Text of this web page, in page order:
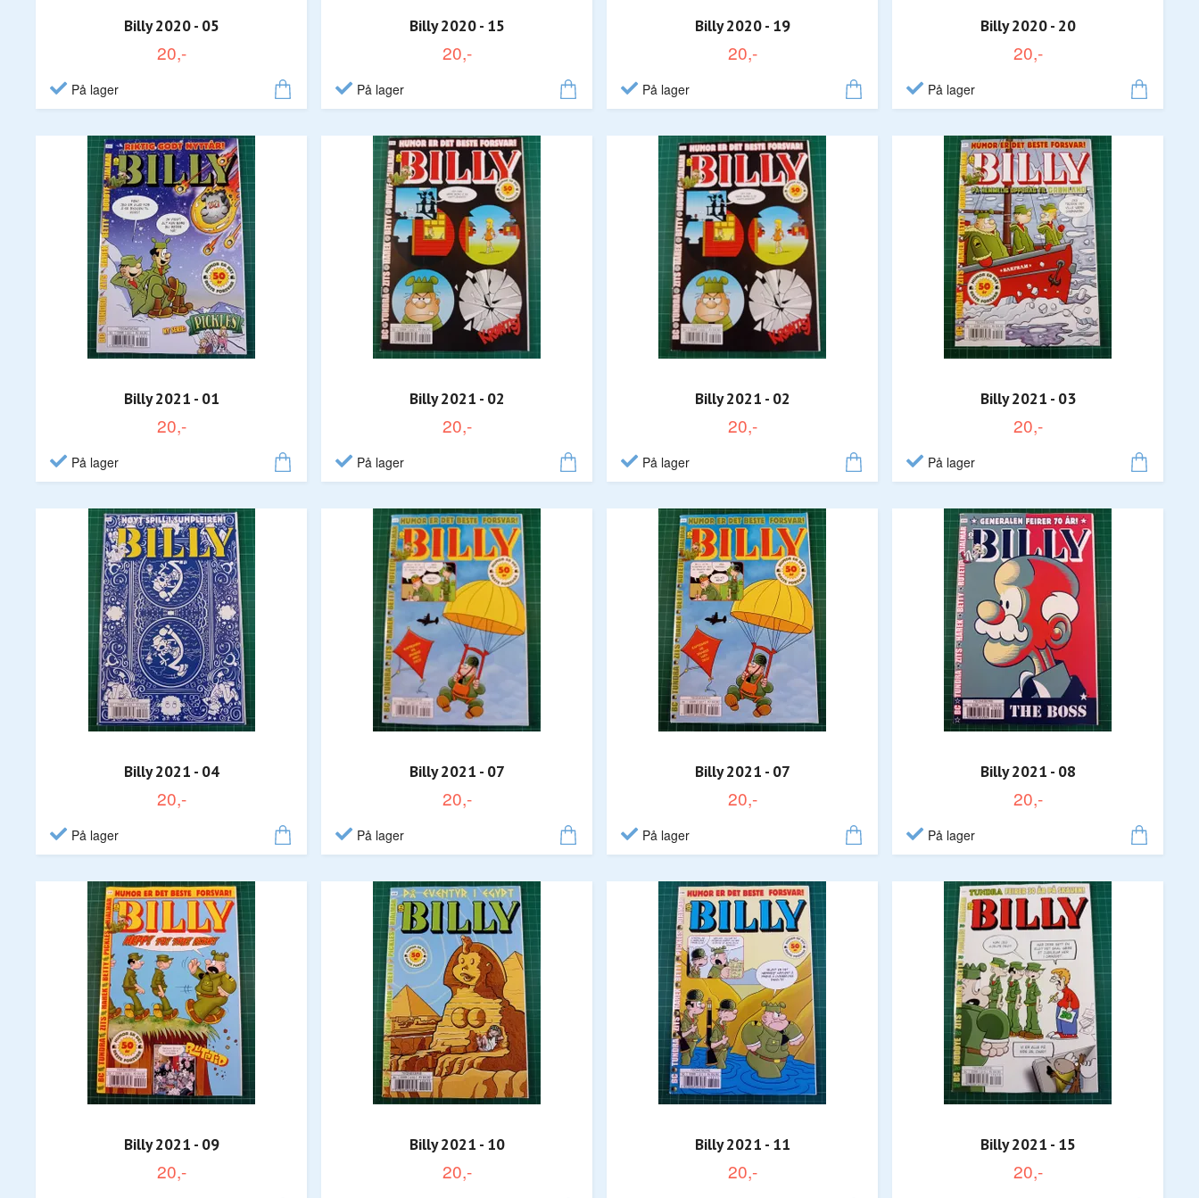
Billy 2020 - 05
20,-
På lager
Billy 2020 - 15
20,-
På lager
Billy 2020 - 19
20,-
På lager
Billy 2020 - 20
20,-
På lager
Billy 2021 - 01
20,-
På lager
Billy 2021 - 02
20,-
På lager
Billy 2021 - 02
20,-
På lager
Billy 2021 - 03
20,-
På lager
Billy 2021 - 04
20,-
På lager
Billy 2021 - 07
20,-
På lager
Billy 2021 - 07
20,-
På lager
Billy 2021 - 08
20,-
På lager
Billy 2021 - 09
20,-
Billy 2021 - 10
20,-
Billy 2021 - 11
20,-
Billy 2021 - 15
20,-